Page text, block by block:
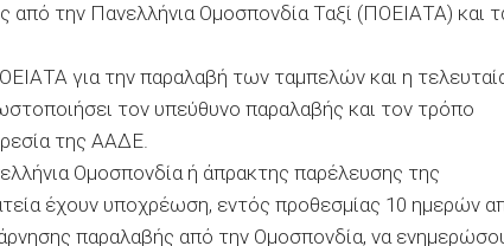
την Πανελλήνια Ομοσπονδία Ταξί (ΠΟΕΙΑΤΑ) και
για την παραλαβή των ταμπελών και η
τον υπεύθυνο παραλαβής και τον τρόπο
της ΑΑΔΕ.
Ομοσπονδία ή άπρακτης παρέλευσης της
έχουν υποχρέωση, εντός προθεσμίας 10 ημερών
παραλαβής από την Ομοσπονδία, να